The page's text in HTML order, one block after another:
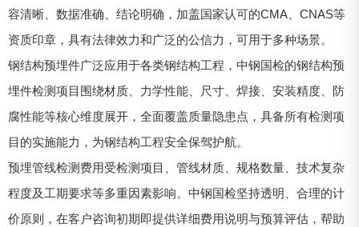
容清晰、数据准确、结论明确，加盖国家认可的CMA、CNAS等
资质印章，具有法律效力和广泛的公信力，可用于多种场景。
钢结构预埋件广泛应用于各类钢结构工程，中钢国检的钢结构预
埋件检测项目围绕材质、力学性能、尺寸、焊接、安装精度、防
腐性能等核心维度展开，全面覆盖质量隐患点，具备所有检测项
目的实施能力，为钢结构工程安全保驾护航。
预埋管线检测费用受检测项目、管线材质、规格数量、技术复杂
程度及工期要求等多重因素影响。中钢国检坚持透明、合理的计
价原则，在客户咨询初期即提供详细费用说明与预算评估，帮助